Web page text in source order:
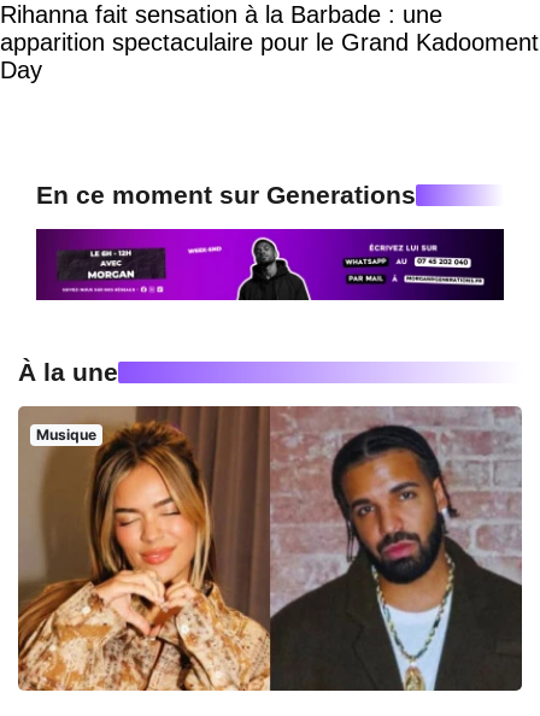
Rihanna fait sensation à la Barbade : une
apparition spectaculaire pour le Grand Kadooment
Day
En ce moment sur Generations
À la une
Musique